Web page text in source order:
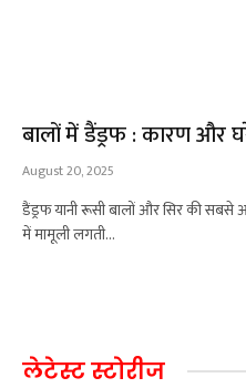
बालों में डैंड्रफ : कारण और
August 20, 2025
डैंड्रफ यानी रूसी बालों और सिर की
में मामूली लगती…
लेटेस्ट स्टोरीज